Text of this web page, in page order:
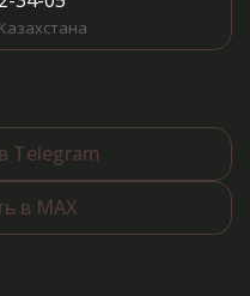
Telegram
в MAX